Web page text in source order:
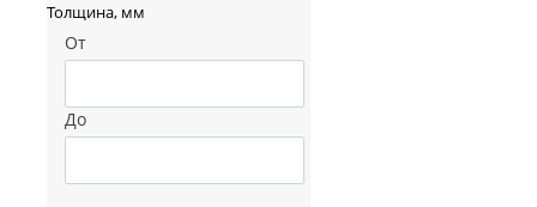
Толщина, мм
От
До